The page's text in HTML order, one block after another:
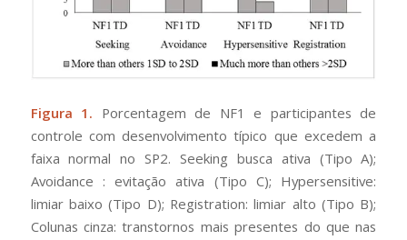
Figura 1. Porcentagem de NF1 e participantes de
controle com desenvolvimento típico que excedem a
faixa normal no SP2. Seeking busca ativa (Tipo A);
Avoidance : evitação ativa (Tipo C); Hypersensitive:
limiar baixo (Tipo D); Registration: limiar alto (Tipo B);
Colunas cinza: transtornos mais presentes do que nas